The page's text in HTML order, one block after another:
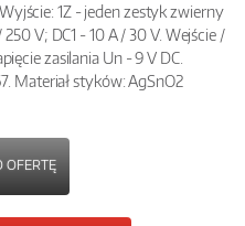
1Z - jeden zestyk zwierny
V; DC1 - 10 A / 30 V. Wejście /
zasilania Un - 9 V DC.
Materiał styków: AgSnO2
OFERTĘ